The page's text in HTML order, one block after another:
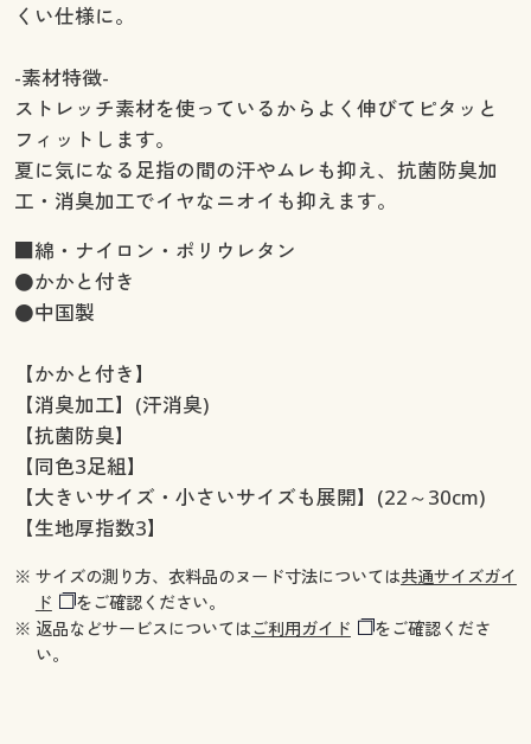
くい仕様に。
-素材特徴-
ストレッチ素材を使っているからよく伸びてピタッと
フィットします。
夏に気になる足指の間の汗やムレも抑え、抗菌防臭加
工・消臭加工でイヤなニオイも抑えます。
■綿・ナイロン・ポリウレタン
●かかと付き
●中国製
【かかと付き】
【消臭加工】(汗消臭)
【抗菌防臭】
【同色3足組】
【大きいサイズ・小さいサイズも展開】(22～30cm)
【生地厚指数3】
※ サイズの測り方、衣料品のヌード寸法については共通サイズガイ
ド
をご確認ください。
※ 返品などサービスについてはご利用ガイド
をご確認くださ
い。